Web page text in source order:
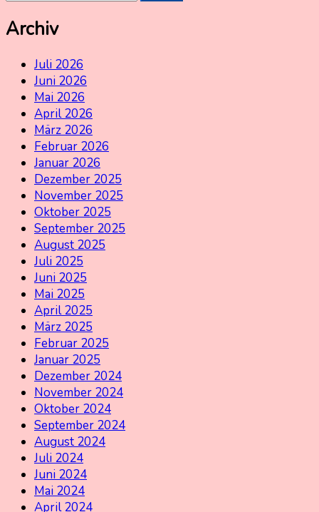
Archiv
Juli 2026
Juni 2026
Mai 2026
April 2026
März 2026
Februar 2026
Januar 2026
Dezember 2025
November 2025
Oktober 2025
September 2025
August 2025
Juli 2025
Juni 2025
Mai 2025
April 2025
März 2025
Februar 2025
Januar 2025
Dezember 2024
November 2024
Oktober 2024
September 2024
August 2024
Juli 2024
Juni 2024
Mai 2024
April 2024